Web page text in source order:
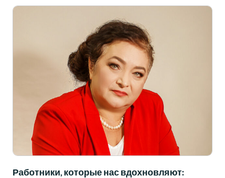
Работники, которые нас вдохновляют: